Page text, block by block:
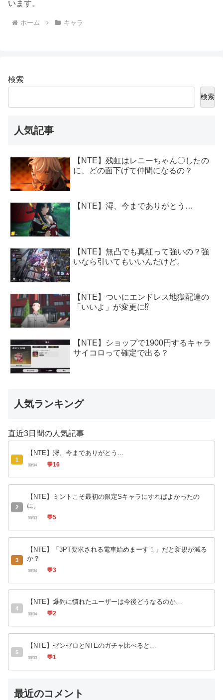
います。
ホーム キャラ
検索
検索
人気記事
【NTE】残虹はレニーちゃん〇したの
に、どの面下げて仲間になるの？
【NTE】潯、今までありがとう…
【NTE】無凸でも真紅って強いの？強
いなら引いてもいいんだけど。
【NTE】ついにエンドレス地獄配達の
「いいよ」が変更に⁉
【NTE】ショップで1900円するキャラ
サイコロって確定で出る？
人気ランキング
直近3日間の人気記事
1
【NTE】潯、今までありがとう…
08/04 💬16
2
【NTE】ミントこそ最初の限定Sキャラにすればよかったの
に。
08/03 💬5
3
【NTE】「3PT要求される電車始めまーす！」だと新規が減る
か？
08/04 💬3
4
【NTE】爆釣に慣れたユーザーは今後どうなるのか…
08/04 💬2
5
【NTE】ゼンゼロとNTEのガチャ比べると…
08/03 💬1
最近のコメント